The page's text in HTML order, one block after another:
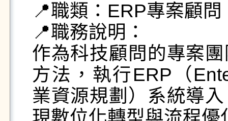
📍職類：ERP專案顧問
📍職務說明：
作為科技顧問的專案
方法，執行ERP（
業資源規劃）系統導